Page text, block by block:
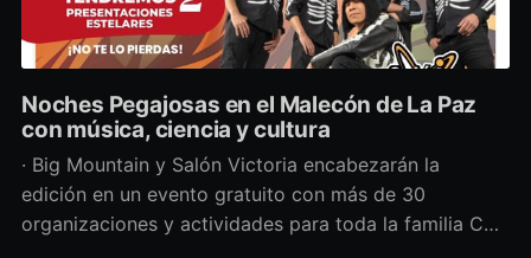
Noches Pegajosas en el Malecón de La Paz
con música, ciencia y cultura
· Big Mountain y Salón Victoria encabezarán la
edición en un evento gratuito con más de 30
organizaciones y actividades para toda la familia Con